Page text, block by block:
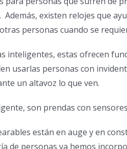
Además, existen relojes que
personas cuando se
inteligentes, estas ofrecen
usarlas personas con
un altavoz lo que ven.
son prendas con
están en auge y en
de personas ya hemos